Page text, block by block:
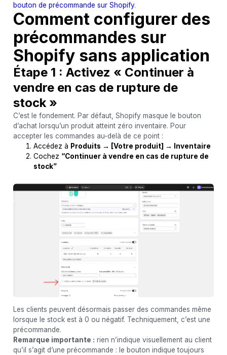
bouton de précommande sur Shopify.
Comment configurer des
précommandes sur
Shopify sans application
Étape 1 : Activez « Continuer à
vendre en cas de rupture de
stock »
C’est le fondement. Par défaut, Shopify masque le bouton
d’achat lorsqu’un produit atteint zéro inventaire. Pour
accepter les commandes au-delà de ce point :
Accédez à Produits → [Votre produit] → Inventaire
Cochez “Continuer à vendre en cas de rupture de
stock”
Les clients peuvent désormais passer des commandes même
lorsque le stock est à 0 ou négatif. Techniquement, c’est une
précommande.
Remarque importante : rien n’indique visuellement au client
qu’il s’agit d’une précommande : le bouton indique toujours